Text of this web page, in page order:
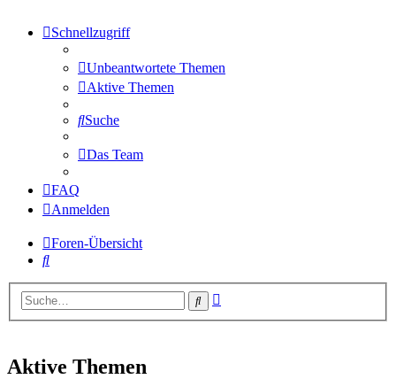
Schnellzugriff
Unbeantwortete Themen
Aktive Themen
Suche
Das Team
FAQ
Anmelden
Foren-Übersicht
Suche
Suche
Aktive Themen